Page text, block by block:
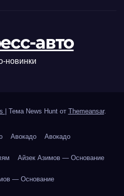
авто
новинки
Тема News Hunt от Themeansar.
Авокадо Авокадо
Айзек Азимов — Основание
— Основание